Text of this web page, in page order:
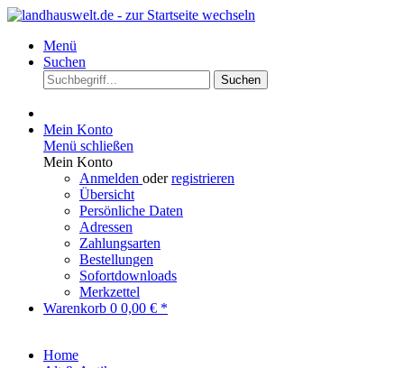
Menü
Suchen
Suchen
Mein Konto
Menü schließen
Mein Konto
Anmelden oderregistrieren
Übersicht
Persönliche Daten
Adressen
Zahlungsarten
Bestellungen
Sofortdownloads
Merkzettel
Warenkorb 0 0,00 € *
Home